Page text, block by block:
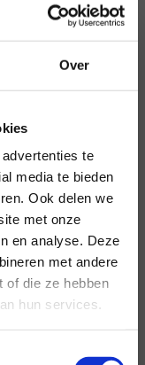
Over
te
media te bieden
Ook delen we
met onze
en analyse. Deze
met andere
of die ze hebben
hun services.
met de kracht
×